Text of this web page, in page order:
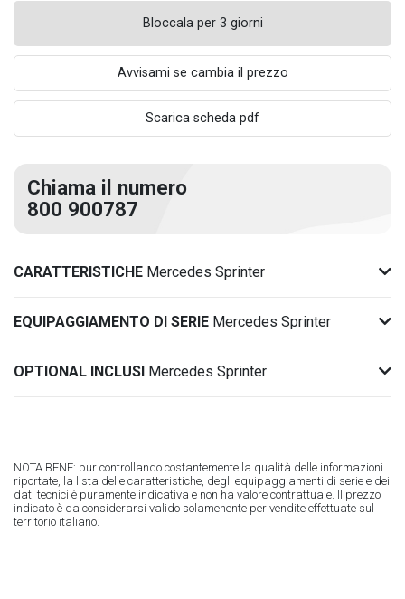
Bloccala per 3 giorni
Avvisami se cambia il prezzo
Scarica scheda pdf
Chiama il numero
800 900787
CARATTERISTICHE Mercedes Sprinter
EQUIPAGGIAMENTO DI SERIE Mercedes Sprinter
OPTIONAL INCLUSI Mercedes Sprinter
NOTA BENE: pur controllando costantemente la qualità delle informazioni
riportate, la lista delle caratteristiche, degli equipaggiamenti di serie e dei
dati tecnici è puramente indicativa e non ha valore contrattuale. Il prezzo
indicato è da considerarsi valido solamenente per vendite effettuate sul
territorio italiano.